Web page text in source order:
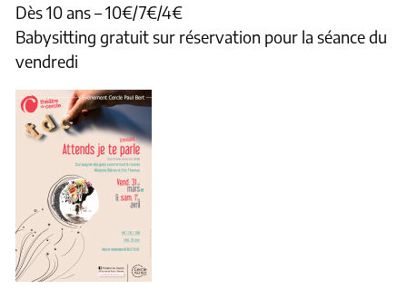
Dès 10 ans – 10€/7€/4€
Babysitting gratuit sur réservation pour la séance du
vendredi